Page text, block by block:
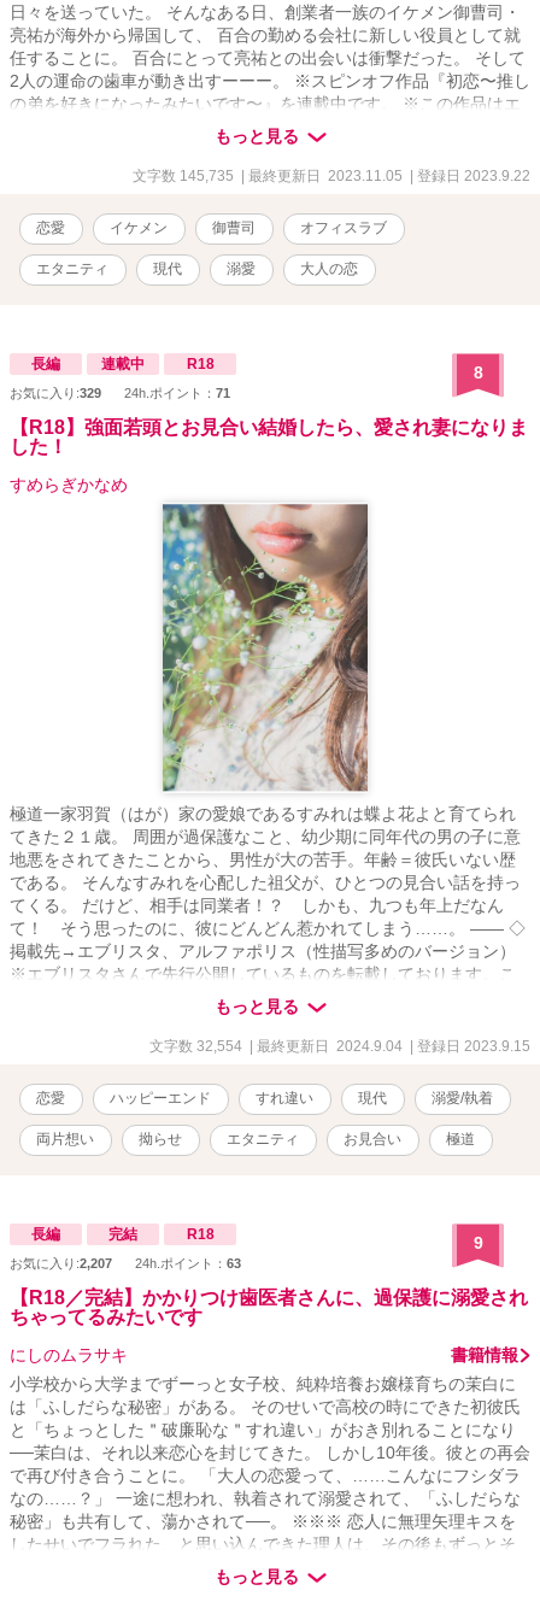
日々を送っていた。 そんなある日、創業者一族のイケメン御曹司・
亮祐が海外から帰国して、 百合の勤める会社に新しい役員として就
任することに。 百合にとって亮祐との出会いは衝撃だった。 そして
2人の運命の歯車が動き出すーーー。 ※スピンオフ作品『初恋〜推し
の弟を好きになったみたいです〜』を連載中です。 ※この作品はエ
ブリスタ様、ムーンライトノベルズ様にも掲載しています。
もっと見る
文字数 145,735 | 最終更新日 2023.11.05 | 登録日 2023.9.22
恋愛 イケメン 御曹司 オフィスラブ
エタニティ 現代 溺愛 大人の恋
長編 連載中 R18
お気に入り:329 24h.ポイント： 71
8
【R18】強面若頭とお見合い結婚したら、愛され妻になりま
した！
すめらぎかなめ
極道一家羽賀（はが）家の愛娘であるすみれは蝶よ花よと育てられ
てきた２１歳。 周囲が過保護なこと、幼少期に同年代の男の子に意
地悪をされてきたことから、男性が大の苦手。年齢＝彼氏いない歴
である。 そんなすみれを心配した祖父が、ひとつの見合い話を持っ
てくる。 だけど、相手は同業者！？ しかも、九つも年上だなん
て！ そう思ったのに、彼にどんどん惹かれてしまう……。 ―― ◇
掲載先→エブリスタ、アルファポリス（性描写多めのバージョン）
※エブリスタさんで先行公開しているものを転載しております。こ
もっと見る
文字数 32,554 | 最終更新日 2024.9.04 | 登録日 2023.9.15
恋愛 ハッピーエンド すれ違い 現代 溺愛/執着
両片想い 拗らせ エタニティ お見合い 極道
長編 完結 R18
お気に入り:2,207 24h.ポイント： 63
9
【R18／完結】かかりつけ歯医者さんに、過保護に溺愛され
ちゃってるみたいです
にしのムラサキ
書籍情報
小学校から大学までずーっと女子校、純粋培養お嬢様育ちの茉白に
は「ふしだらな秘密」がある。 そのせいで高校の時にできた初彼氏
と「ちょっとした＂破廉恥な＂すれ違い」がおき別れることになり
──茉白は、それ以来恋心を封じてきた。 しかし10年後。彼との再会
で再び付き合うことに。 「大人の恋愛って、……こんなにフシダラ
なの……？」 一途に想われ、執着されて溺愛されて、「ふしだらな
秘密」も共有して、蕩かされて──。 ※※※ 恋人に無理矢理キスを
したせいでフラれた、と思い込んできた理人は、その後もずっとそ
の恋人、茉白のことを忘れられずにいた。 しかし再会の後、誤解が
解けたふたりは再び交際することに。 ところが純粋培養お嬢様育
もっと見る